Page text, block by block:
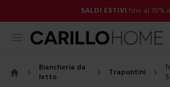
SALDI ESTIVI fino al 70%
Open menu
Biancheria da
letto
Trapuntini